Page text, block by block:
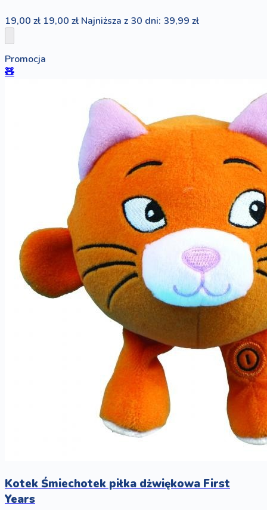
19,00 zł 19,00 zł Najniższa z 30 dni: 39,99 zł
Promocja
🧸
Kotek Śmiechotek piłka dżwiękowa First
Years